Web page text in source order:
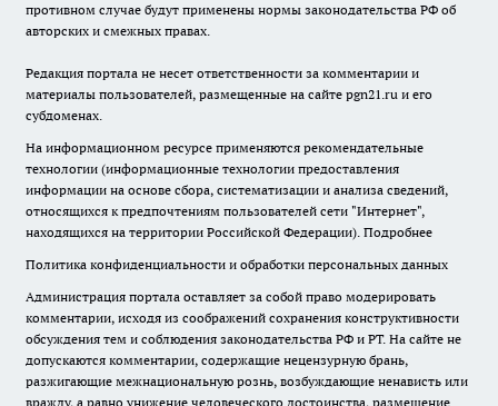
противном случае будут применены нормы законодательства РФ об
авторских и смежных правах.
Редакция портала не несет ответственности за комментарии и
материалы пользователей, размещенные на сайте pgn21.ru и его
субдоменах.
На информационном ресурсе применяются рекомендательные
технологии (информационные технологии предоставления
информации на основе сбора, систематизации и анализа сведений,
относящихся к предпочтениям пользователей сети "Интернет",
находящихся на территории Российской Федерации). Подробнее
Политика конфиденциальности и обработки персональных данных
Администрация портала оставляет за собой право модерировать
комментарии, исходя из соображений сохранения конструктивности
обсуждения тем и соблюдения законодательства РФ и РТ. На сайте не
допускаются комментарии, содержащие нецензурную брань,
разжигающие межнациональную рознь, возбуждающие ненависть или
вражду, а равно унижение человеческого достоинства, размещение